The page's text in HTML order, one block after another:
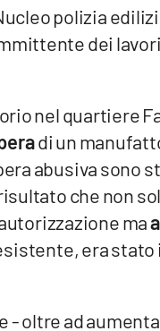
polizia
dei
nel quartiere
di un
abusiva sono
che non
ma
era stato
- oltre ad